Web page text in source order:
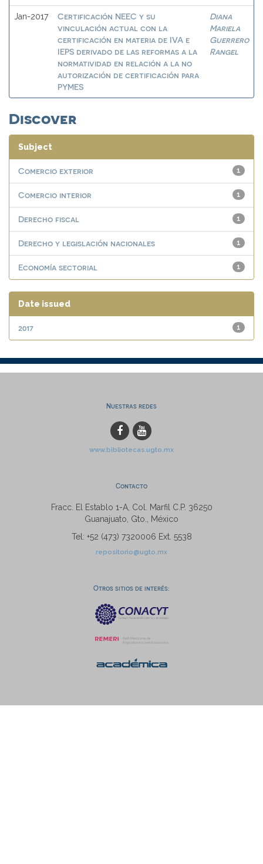
Jan-2017
Certificación NEEC y su
vinculación actual con la
certificación en materia de IVA e
IEPS derivado de las reformas a la
normatividad en relación a la no
autorización de certificación para
PYMES
Diana
Mariela
Guerrero
Rangel
Discover
Subject
1
Comercio exterior
1
Comercio interior
1
Derecho fiscal
1
Derecho y legislación nacionales
1
Economía sectorial
Date issued
1
2017
Nuestras redes
www.bibliotecas.ugto.mx
Contacto
Fracc. El Establo 1-A, Col. Marfil C.P. 36250
Guanajuato, Gto., México
Tel: +52 (473) 7320006 Ext. 5538
repositorio@ugto.mx
Otros sitios de interés: